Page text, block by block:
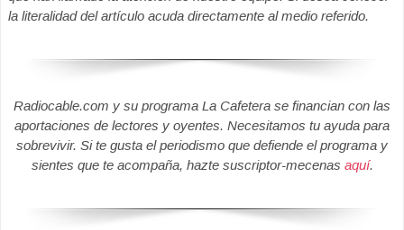
la literalidad del artículo acuda directamente al medio referido.
Radiocable.com y su programa La Cafetera se financian con las
aportaciones de lectores y oyentes. Necesitamos tu ayuda para
sobrevivir. Si te gusta el periodismo que defiende el programa y
sientes que te acompaña, hazte suscriptor-mecenas aquí.